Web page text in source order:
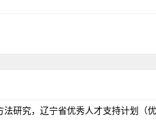
研究，辽宁省优秀人才支持计划（优